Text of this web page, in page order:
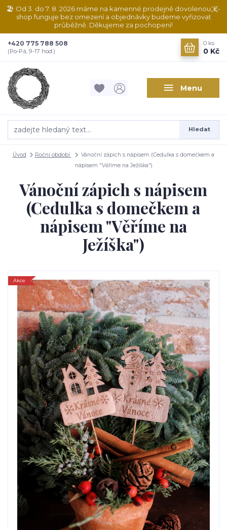
🏖️ Od 3. do 7. 8. 2026 máme na kamenné prodejně dovolenou. E-
shop funguje bez omezení a objednávky budeme vyřizovat
průběžně. Děkujeme za pochopení!
Menu
Hledat
+420 775 788 508
(Po-Pá, 9-17 hod.)
0 ks
0 Kč
Úvod Roční období
Vánoční zápich s nápisem (Cedulka s domečkem a
nápisem "Věříme na Ježíška")
Vánoční zápich s nápisem
(Cedulka s domečkem a
nápisem "Věříme na
Ježíška")
Akce